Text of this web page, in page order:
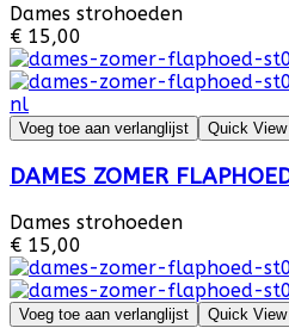
Dames strohoeden
€ 15,00
Voeg toe aan verlanglijst Quick View
DAMES ZOMER
Dames strohoeden
€ 15,00
Voeg toe aan verlanglijst Quick View